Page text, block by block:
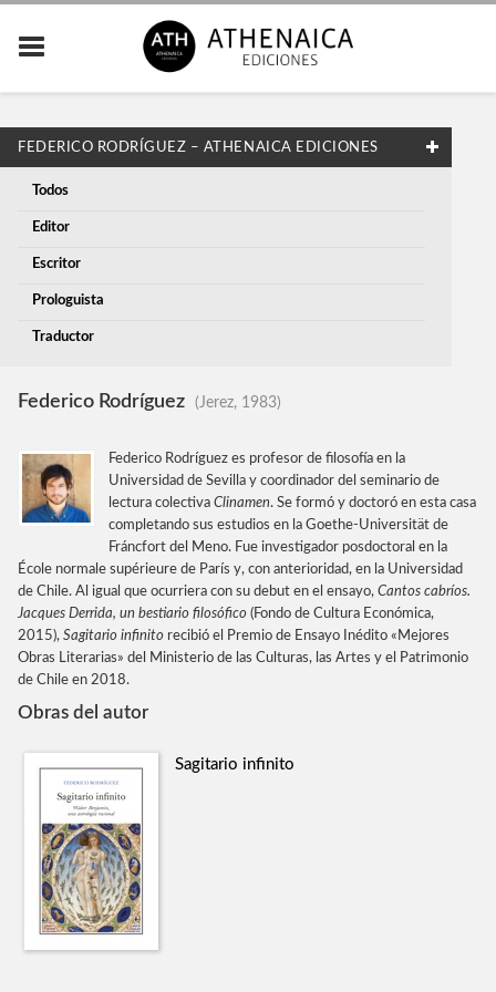
FEDERICO RODRÍGUEZ – ATHENAICA EDICIONES
Todos
Editor
Escritor
Prologuista
Traductor
Federico Rodríguez (Jerez, 1983)
Federico Rodríguez es profesor de filosofía en la
Universidad de Sevilla y coordinador del seminario de
lectura colectivaClinamen. Se formó y doctoró en esta casa
completando sus estudios en la ­Goethe-Universität de
Fráncfort del Meno. Fue investigador posdoctoral en la
École normale supérieure de París y, con anterioridad, en la Universidad
de Chile. Al igual que ocurriera con su debut en el ensayo, Cantos cabríos.
Jacques Derrida, un bestiario filosófico (Fondo de Cultura Económica,
2015), ­ Sagitario infinito recibió el Premio de Ensayo Inédito «Mejores
Obras Literarias» del Ministerio de las Culturas, las Artes y el Patrimonio
de Chile en 2018.
Obras del autor
Sagitario infinito